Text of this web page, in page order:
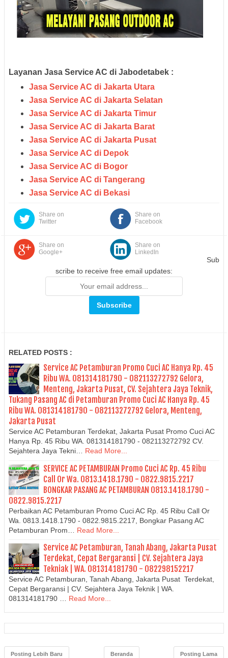
Layanan Jasa Service AC di Jabodetabek :
Jasa Service AC di Jakarta Utara
Jasa Service AC di Jakarta Selatan
Jasa Service AC di Jakarta Timur
Jasa Service AC di Jakarta Barat
Jasa Service AC di Jakarta Pusat
Jasa Service AC di Depok
Jasa Service AC di Bogor
Jasa Service AC di Tangerang
Jasa Service AC di Bekasi
Share on
Facebook
Share on
Twitter
Share on
Google+
Share on
LinkedIn
Sub
scribe to receive free email updates:
RELATED POSTS :
Service AC Petamburan Promo Cuci AC Hanya Rp. 45
Ribu WA. 081314181790 - 082113272792 Gelora,
Menteng, Jakarta Pusat, CV. Sejahtera Jaya Teknik,
Tukang Pasang AC di Petamburan Promo Cuci AC Hanya Rp. 45
Ribu WA. 081314181790 - 082113272792 Gelora, Menteng,
Jakarta Pusat
Service AC Petamburan Terdekat, Jakarta Pusat Promo Cuci AC
Hanya Rp. 45 Ribu WA. 081314181790 - 082113272792 CV.
Sejahtera Jaya Tekni…
Read More...
SERVICE AC PETAMBURAN Promo Cuci AC Rp. 45 Ribu
Call Or Wa. 0813.1418.1790 - 0822.9815.2217
BONGKAR PASANG AC PETAMBURAN 0813.1418.1790 -
0822.9815.2217
Perbaikan AC Petamburan Promo Cuci AC Rp. 45 Ribu Call Or
Wa. 0813.1418.1790 - 0822.9815.2217, Bongkar Pasang AC
Petamburan Prom…
Read More...
Service AC Petamburan, Tanah Abang, Jakarta Pusat
Terdekat, Cepat Bergaransi | CV. Sejahtera Jaya
Tekniak | WA. 081314181790 - 082298152217
Service AC Petamburan, Tanah Abang, Jakarta Pusat Terdekat,
Cepat Bergaransi | CV. Sejahtera Jaya Teknik | WA.
081314181790 …
Read More...
Posting Lebih Baru Posting Lama
Beranda